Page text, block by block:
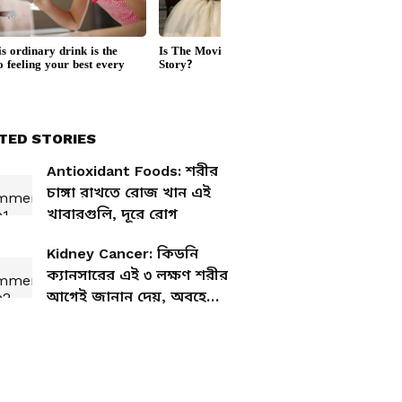
STORIES
Antioxidant Foods: শরীর
চাঙ্গা রাখতে রোজ খান এই
খাবারগুলি, দূরে রোগ
Kidney Cancer: কিডনি
ক্যানসারের এই ৩ লক্ষণ শরীর
আগেই জানান দেয়, অবহেলা